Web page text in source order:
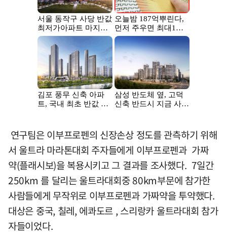
연구팀은 이부프로펜의 신장손상 정도를 관측하기 위해
서 울트라 마라톤대회 주자들에게 이부프로펜과 가짜
약(플래시보)을 복용시키고 그 결과를 조사했다. 7일간
250km 를 달리는 울트라대회중 80km부문에 참가한
사람들에게 무작위로 이부프로펜과 가짜약을 투약했다.
대상은 중국, 칠레, 에콰도르 , 스리랑카 울트라대회 참가
자들이었다.